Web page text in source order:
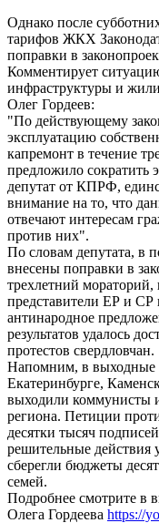
Однако после
тарифов ЖКХ
поправки в
Комментирует
инфраструктуры и
Олег Гордеев:
"По действующему
эксплуатацию
капремонт в течение
предложило сократить
депутат от КПРФ,
внимание на то, что
отвечают интересам
против них".
По словам депутата, в
внесены поправки в
трехлетний мораторий,
представители ЕР и СР
антинародное
результатов удалось
протестов свердловчан.
Напомним, в выходные
Екатеринбурге,
выходили коммунисты
региона. Петиции
десятки тысяч
решительные действия
сберегли бюджеты
семей.
Подробнее смотрите в
Олега Гордеева https://